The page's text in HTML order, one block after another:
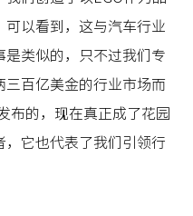
可以看到，这与汽车行业
是类似的，只不过我们专
三百亿美金的行业市场而
布的，现在真正成了花园
，它也代表了我们引领行